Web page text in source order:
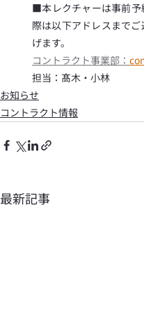
■本レクチャーは事前予
際は以下アドレスまで
げます。
コントラクト事業部：
担当：髙木・小林
お知らせ
コントラクト情報
最新記事